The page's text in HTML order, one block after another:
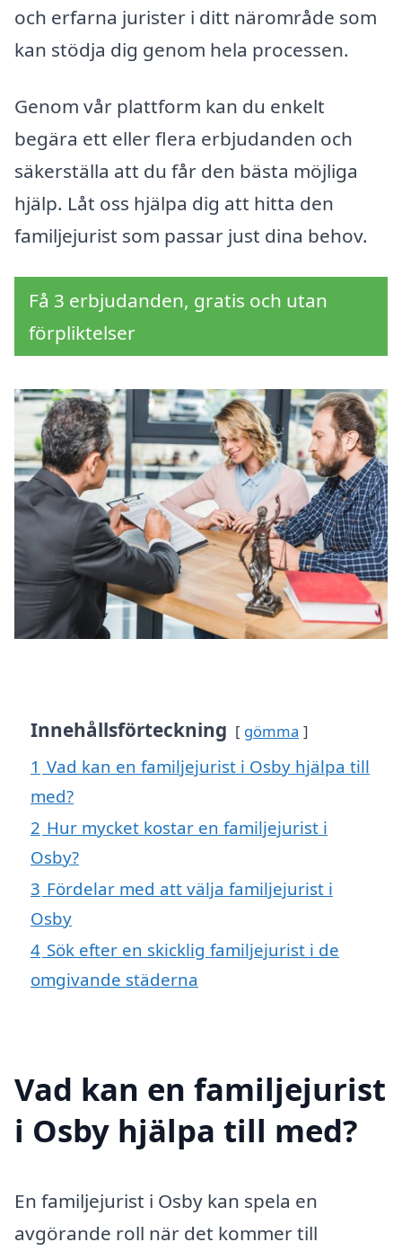
och erfarna jurister i ditt närområde som
kan stödja dig genom hela processen.
Genom vår plattform kan du enkelt
begära ett eller flera erbjudanden och
säkerställa att du får den bästa möjliga
hjälp. Låt oss hjälpa dig att hitta den
familjejurist som passar just dina behov.
Få 3 erbjudanden, gratis och utan
förpliktelser
Innehållsförteckning gömma
1 Vad kan en familjejurist i Osby hjälpa till
med?
2 Hur mycket kostar en familjejurist i
Osby?
3 Fördelar med att välja familjejurist i
Osby
4 Sök efter en skicklig familjejurist i de
omgivande städerna
Vad kan en familjejurist
i Osby hjälpa till med?
En familjejurist i Osby kan spela en
avgörande roll när det kommer till